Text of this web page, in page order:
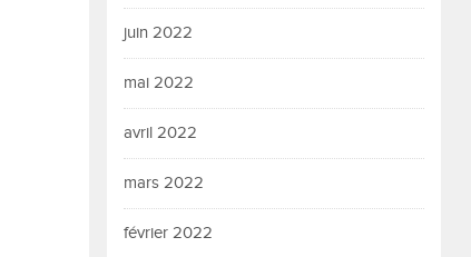
juin 2022
mai 2022
avril 2022
mars 2022
février 2022